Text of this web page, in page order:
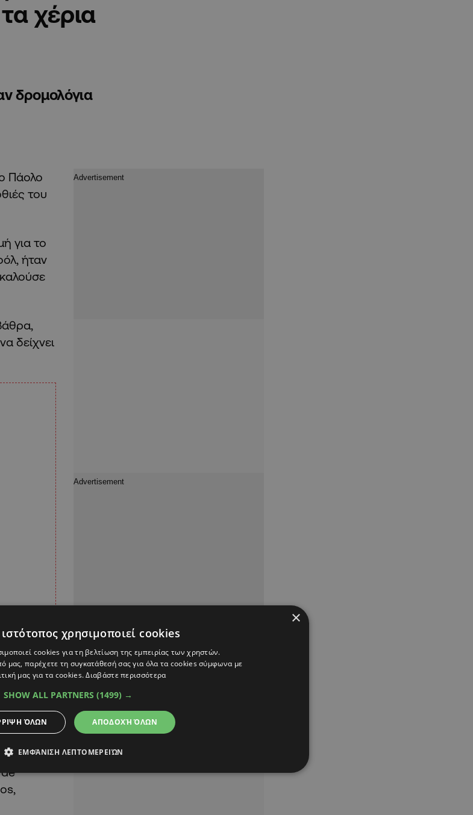
χέρια
δρομολόγια
Πάολο
του
για το
ήταν
δείχνει
De
da
×
χρησιμοποιεί cookies
cookies για τη βελτίωση της εμπειρίας των χρηστών.
μας, παρέχετε τη συγκατάθεσή σας για όλα τα cookies σύμφωνα με
μας για τα cookies.Διαβάστε περισσότερα
SHOW ALL PARTNERS (1499) →
ΑΠΟΔΟΧΉ ΌΛΩΝ
ΌΛΩΝ
ΕΜΦΆΝΙΣΗ ΛΕΠΤΟΜΕΡΕΙΏΝ